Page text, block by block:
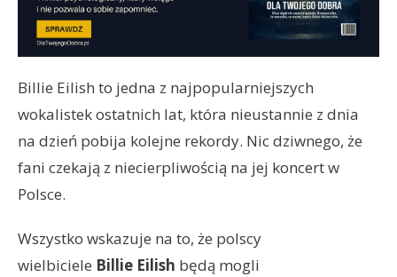
Billie Eilish to jedna z najpopularniejszych
wokalistek ostatnich lat, która nieustannie z dnia
na dzień pobija kolejne rekordy. Nic dziwnego, że
fani czekają z niecierpliwością na jej koncert w
Polsce.
Wszystko wskazuje na to, że polscy
wielbiciele Billie Eilish będą mogli